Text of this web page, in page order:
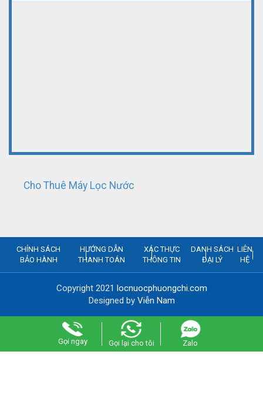
Cho Thuê Máy Lọc Nước
CHÍNH SÁCH
BẢO HÀNH
HƯỚNG DẪN
THANH TOÁN
XÁC THỰC
THÔNG TIN
DANH SÁCH
ĐẠI LÝ
LIÊN
HỆ
Copyright 2021 locnuocphuongchi.com
Designed by Viễn Nam
Gọi ngay Gọi lại cho tôi Zalo